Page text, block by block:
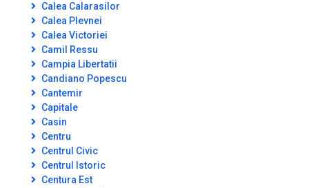
Calea Calarasilor
Calea Plevnei
Calea Victoriei
Camil Ressu
Campia Libertatii
Candiano Popescu
Cantemir
Capitale
Casin
Centru
Centrul Civic
Centrul Istoric
Centura Est